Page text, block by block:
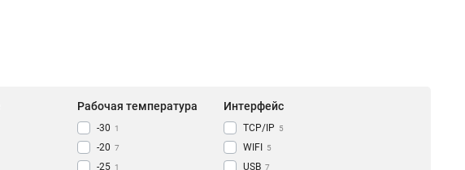
Рабочая температура
-30 1
-20 7
-25 1
Интерфейс
TCP/IP 5
WIFI 5
USB 7